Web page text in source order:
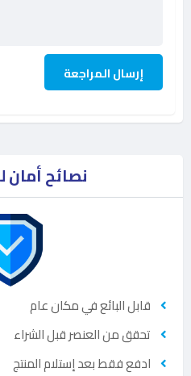
نصائح
قابل البائع في مكان عام
تحقق من العنصر قبل الشراء
ادفع فقط بعد إستلام المنتج